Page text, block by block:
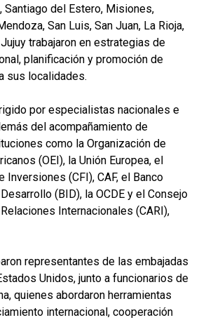
Santiago del Estero, Misiones,
San Luis, San Juan, La Rioja,
trabajaron en estrategias de
planificación y promoción de
sus localidades.
por especialistas nacionales e
del acompañamiento de
como la Organización de
(OEI), la Unión Europea, el
Inversiones (CFI), CAF, el Banco
(BID), la OCDE y el Consejo
Internacionales (CARI),
representantes de las embajadas
Unidos, junto a funcionarios de
quienes abordaron herramientas
internacional, cooperación